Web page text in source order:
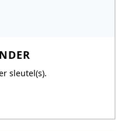
sleutel(s).